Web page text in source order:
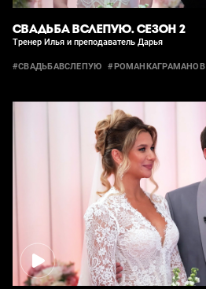
СВАДЬБА ВСЛЕПУЮ. СЕЗОН 2
Тренер Илья и преподаватель Дарья
#СВАДЬБАВСЛЕПУЮ #РОМАНКАГРАМАНОВ